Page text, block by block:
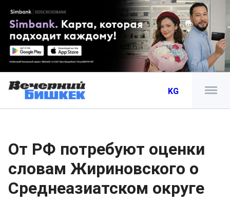
KG
От РФ потребуют оценки
словам Жириновского о
Среднеазиатском округе